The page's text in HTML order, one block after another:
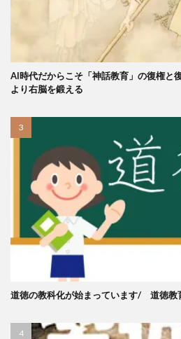
AI時代だからこそ「神話教育」の復権
より右脳を鍛える
道徳の教科化が始まっています/ 道徳教